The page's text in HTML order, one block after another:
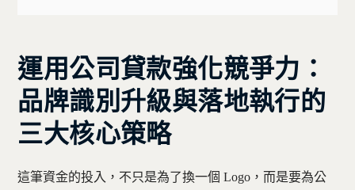
運用公司貸款強化競爭力：
品牌識別升級與落地執行的
三大核心策略
這筆資金的投入，不只是為了換一個 Logo，而是要為公